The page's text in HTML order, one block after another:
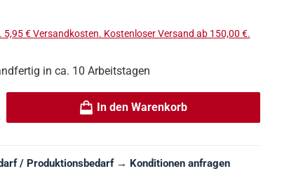
5,95 € Versandkosten. Kostenloser Versand ab 150,00 €.
in ca. 10 Arbeitstagen
gewünschten Wert ein oder benutze die Schaltflächen um die
In den Warenkorb
/ Produktionsbedarf → Konditionen anfragen